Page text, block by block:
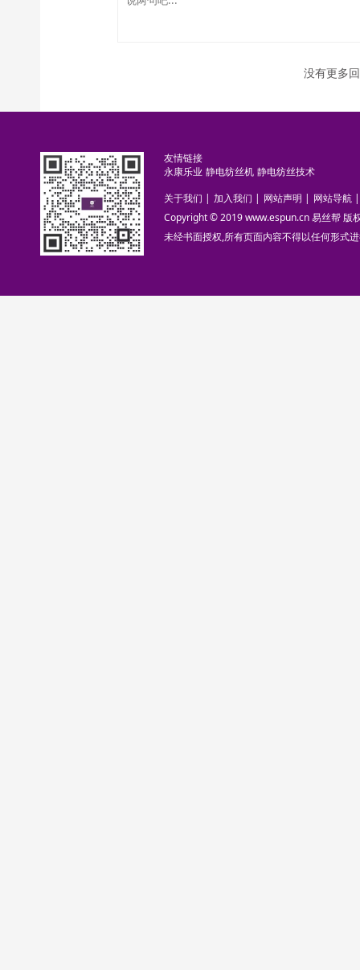
没有更多
友情链接
永康乐业 静电纺丝机 静电纺丝技术
关于我们 | 加入我们 | 网站声明 | 网站导航 |
Copyright © 2019 www.espun.cn 易丝帮 版
未经书面授权,所有页面内容不得以任何形式